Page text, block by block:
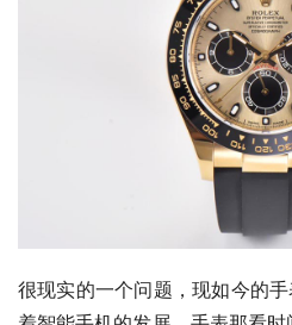
很现实的一个问题，现如今的